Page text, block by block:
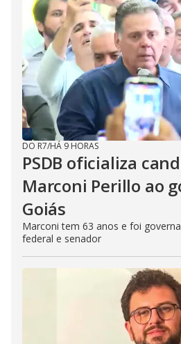
DO R7/HÁ 9 HORAS
PSDB oficializa
Marconi Perillo ao
Goiás
Marconi tem 63 anos e foi
federal e senador